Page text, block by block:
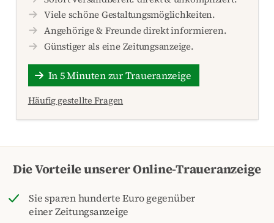
Viele schöne Gestaltungsmöglichkeiten.
Angehörige & Freunde direkt informieren.
Günstiger als eine Zeitungsanzeige.
In 5 Minuten zur Traueranzeige
Häufig gestellte Fragen
Die Vorteile unserer Online-Traueranzeige
Sie sparen hunderte Euro gegenüber
einer Zeitungsanzeige